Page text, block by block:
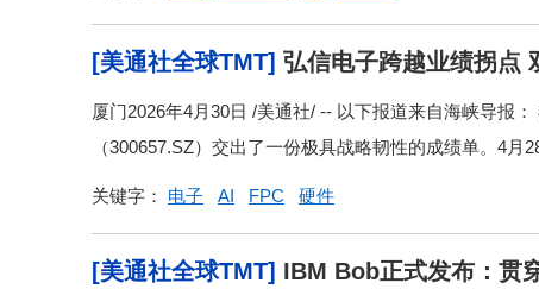
[美通社全球TMT] 弘信电子跨越业绩拐点
厦门2026年4月30日 /美通社/ -- 以下报道来自海峡导报
（300657.SZ）交出了一份极具战略韧性的成绩单。4月
关键字： 电子 AI FPC 硬件
[美通社全球TMT] IBM Bob正式发布：贯